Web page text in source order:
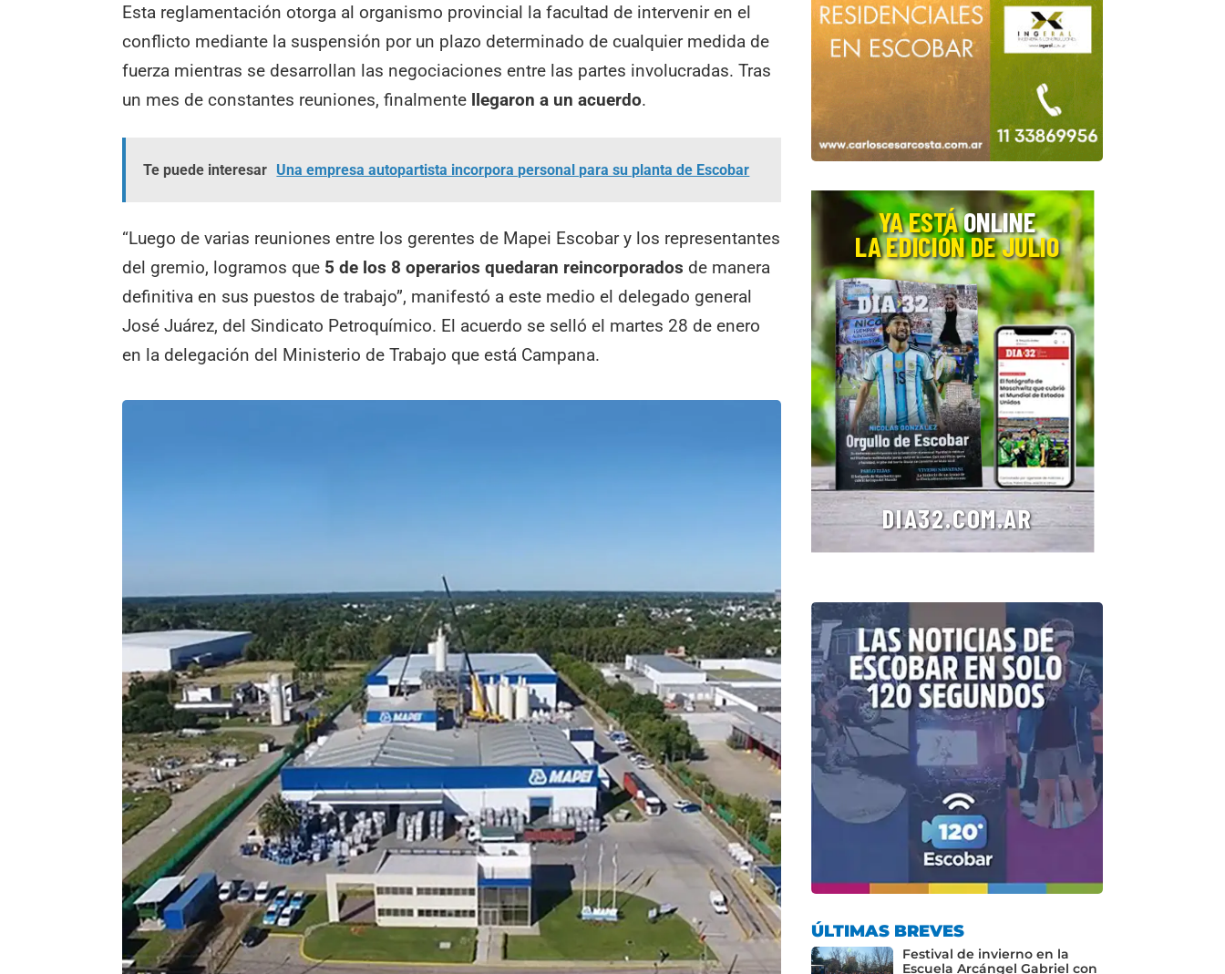
Esta reglamentación otorga al organismo provincial la facultad de intervenir en el
conflicto mediante la suspensión por un plazo determinado de cualquier medida de
fuerza mientras se desarrollan las negociaciones entre las partes involucradas. Tras
un mes de constantes reuniones, finalmente llegaron a un acuerdo.
Te puede interesar Una empresa autopartista incorpora personal para su planta de Escobar
“Luego de varias reuniones entre los gerentes de Mapei Escobar y los representantes
del gremio, logramos que 5 de los 8 operarios quedaran reincorporados de manera
definitiva en sus puestos de trabajo”, manifestó a este medio el delegado general
José Juárez, del Sindicato Petroquímico. El acuerdo se selló el martes 28 de enero
en la delegación del Ministerio de Trabajo que está Campana.
ÚLTIMAS BREVES
Festival de invierno en la
Escuela Arcángel Gabriel con